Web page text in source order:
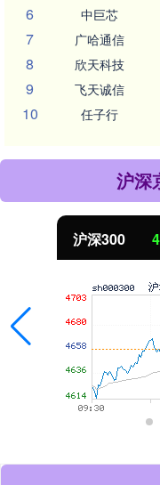
6 中巨芯
7 广哈通信
8 欣天科技
9 飞天诚信
10 任子行
沪深
沪深300